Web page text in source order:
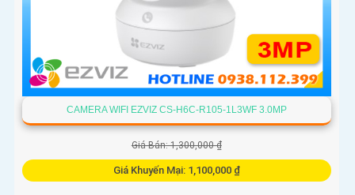
CAMERA WIFI EZVIZ CS-H6C-R105-1L3WF 3.0MP
Giá Bán: 1,300,000 ₫
Giá Khuyến Mại: 1,100,000 ₫